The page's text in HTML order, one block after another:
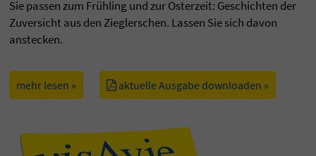
Sie passen zum Frühling und zur Osterzeit: Geschichten der
Zuversicht aus den Zieglerschen. Lassen Sie sich davon
anstecken.
mehr lesen » aktuelle Ausgabe downloaden »